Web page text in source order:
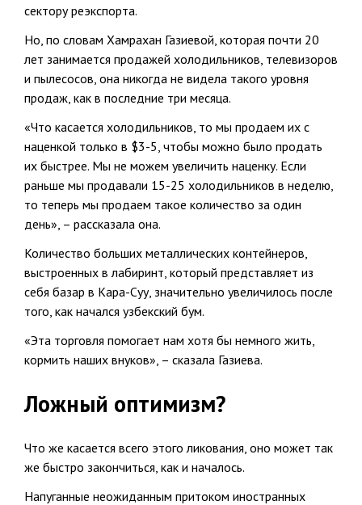
сектору реэкспорта.
Но, по словам Хамрахан Газиевой, которая почти 20
лет занимается продажей холодильников, телевизоров
и пылесосов, она никогда не видела такого уровня
продаж, как в последние три месяца.
«Что касается холодильников, то мы продаем их с
наценкой только в $3-5, чтобы можно было продать
их быстрее. Мы не можем увеличить наценку. Если
раньше мы продавали 15-25 холодильников в неделю,
то теперь мы продаем такое количество за один
день», – рассказала она.
Количество больших металлических контейнеров,
выстроенных в лабиринт, который представляет из
себя базар в Кара-Суу, значительно увеличилось после
того, как начался узбекский бум.
«Эта торговля помогает нам хотя бы немного жить,
кормить наших внуков», – сказала Газиева.
Ложный оптимизм?
Что же касается всего этого ликования, оно может так
же быстро закончиться, как и началось.
Напуганные неожиданным притоком иностранных